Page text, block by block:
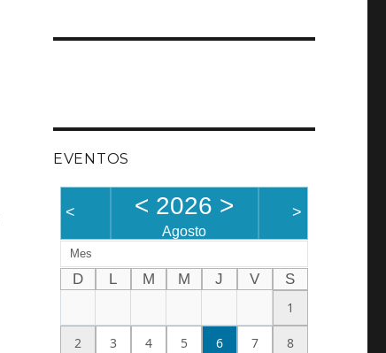
EVENTOS
< < 2026 >
Agosto
>
Mes
D L M M J V
S
1
2 3 4 5 6 7 8